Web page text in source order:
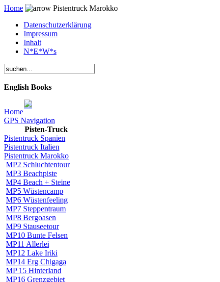
Home
Pistentruck Marokko
Datenschutzerklärung
Impressum
Inhalt
N*E*W*s
English Books
Home
GPS Navigation
Pisten-Truck
Pistentruck Spanien
Pistentruck Italien
Pistentruck Marokko
MP2 Schluchtentour
MP3 Beachpiste
MP4 Beach + Steine
MP5 Wüstencamp
MP6 Wüstenfeeling
MP7 Steppentraum
MP8 Bergoasen
MP9 Stauseetour
MP10 Bunte Felsen
MP11 Allerlei
MP12 Lake Iriki
MP14 Erg Chigaga
MP 15 Hinterland
MP16 Grenzgebiet